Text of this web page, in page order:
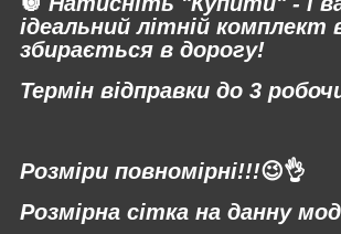
ідеальний літній комплект
збирається в дорогу!
Термін відправки до 3
Розміри повномірні!!!😉👌
Розмірна сітка на данну